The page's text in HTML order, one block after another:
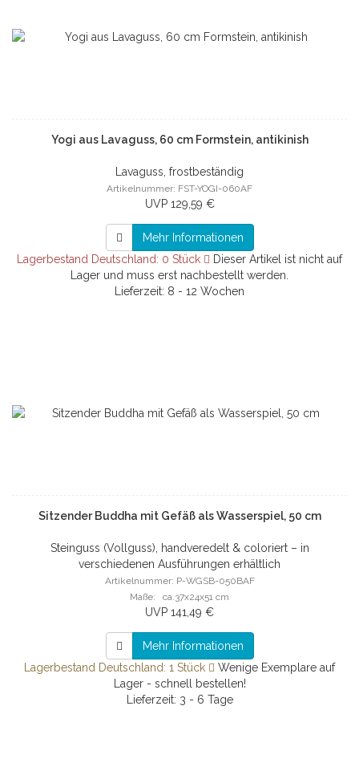
Yogi aus Lavaguss, 60 cm Formstein, antikinish
Lavaguss, frostbeständig
Artikelnummer: FST-YOGI-060AF
UVP 129,59 €
Mehr Informationen
Lagerbestand Deutschland: 0 Stück
Dieser Artikel ist nicht auf
Lager und muss erst nachbestellt werden.
Lieferzeit: 8 - 12 Wochen
Sitzender Buddha mit Gefäß als Wasserspiel, 50 cm
Steinguss (Vollguss), handveredelt & coloriert – in
verschiedenen Ausführungen erhältlich
Artikelnummer: P-WGSB-050BAF
Maße: ca.37x24x51 cm
UVP 141,49 €
Mehr Informationen
Lagerbestand Deutschland: 1 Stück
Wenige Exemplare auf
Lager - schnell bestellen!
Lieferzeit: 3 - 6 Tage